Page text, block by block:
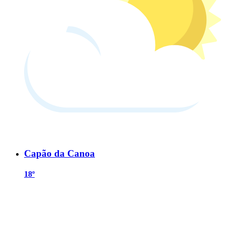
Capão da Canoa
18º